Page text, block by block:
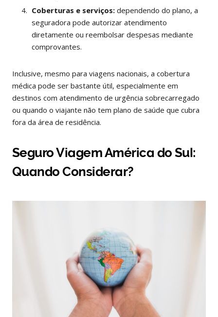
Coberturas e serviços: dependendo do plano, a
seguradora pode autorizar atendimento
diretamente ou reembolsar despesas mediante
comprovantes.
Inclusive, mesmo para viagens nacionais, a cobertura
médica pode ser bastante útil, especialmente em
destinos com atendimento de urgência sobrecarregado
ou quando o viajante não tem plano de saúde que cubra
fora da área de residência.
Seguro Viagem América do Sul:
Quando Considerar?